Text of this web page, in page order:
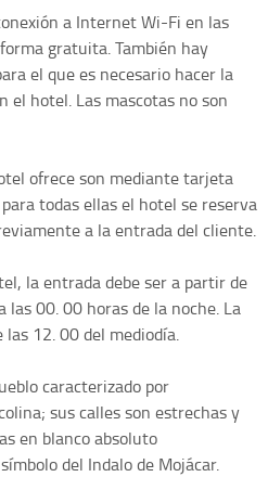
a Internet Wi-Fi en las
gratuita. También hay
el que es necesario hacer la
el hotel. Las mascotas no son
ofrece son mediante tarjeta
todas ellas el hotel se reserva
a la entrada del cliente.
la entrada debe ser a partir de
las 00. 00 horas de la noche. La
12. 00 del mediodía.
caracterizado por
sus calles son estrechas y
en blanco absoluto
del Indalo de Mojácar.